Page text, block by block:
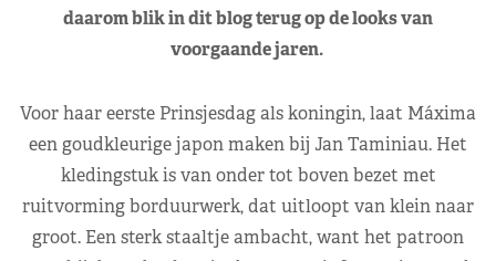
daarom blik in dit blog terug op de looks van
voorgaande jaren.
Voor haar eerste Prinsjesdag als koningin, laat Máxima
een goudkleurige japon maken bij Jan Taminiau. Het
kledingstuk is van onder tot boven bezet met
ruitvorming borduurwerk, dat uitloopt van klein naar
groot. Een sterk staaltje ambacht, want het patroon